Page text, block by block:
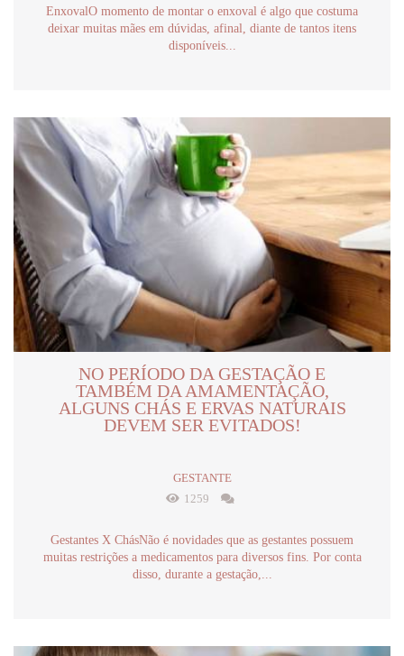
EnxovalO momento de montar o enxoval é algo que costuma
deixar muitas mães em dúvidas, afinal, diante de tantos itens
disponíveis...
NO PERÍODO DA GESTAÇÃO E
TAMBÉM DA AMAMENTAÇÃO,
ALGUNS CHÁS E ERVAS NATURAIS
DEVEM SER EVITADOS!
GESTANTE
1259
Gestantes X ChásNão é novidades que as gestantes possuem
muitas restrições a medicamentos para diversos fins. Por conta
disso, durante a gestação,...